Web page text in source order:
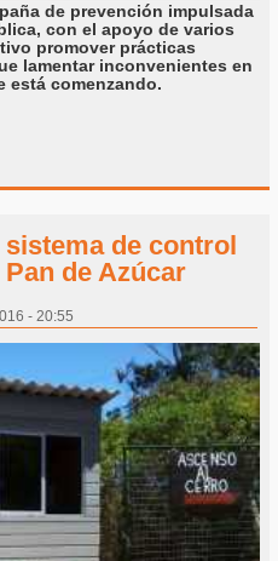
de prevención impulsada
con el apoyo de varios
promover prácticas
lamentar inconvenientes en
está comenzando.
de control
de Azúcar
- 20:55